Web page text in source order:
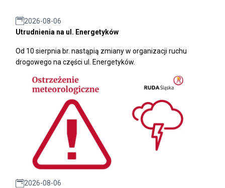
2026-08-06
Utrudnienia na ul. Energetyków
Od 10 sierpnia br. nastąpią zmiany w organizacji ruchu
drogowego na części ul. Energetyków.
2026-08-06